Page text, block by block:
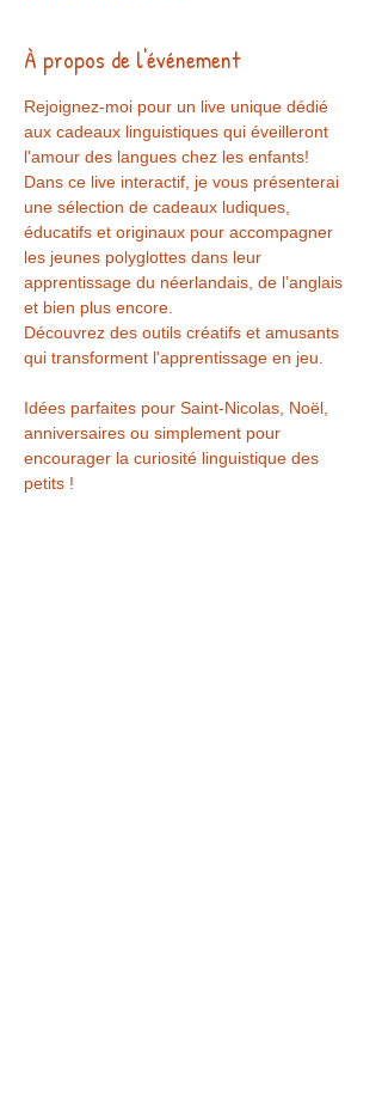
À propos de l'événement
Rejoignez-moi pour un live unique dédié
aux cadeaux linguistiques qui éveilleront
l'amour des langues chez les enfants!
Dans ce live interactif, je vous présenterai
une sélection de cadeaux ludiques,
éducatifs et originaux pour accompagner
les jeunes polyglottes dans leur
apprentissage du néerlandais, de l’anglais
et bien plus encore.
Découvrez des outils créatifs et amusants
qui transforment l'apprentissage en jeu.
Idées parfaites pour Saint-Nicolas, Noël,
anniversaires ou simplement pour
encourager la curiosité linguistique des
petits !